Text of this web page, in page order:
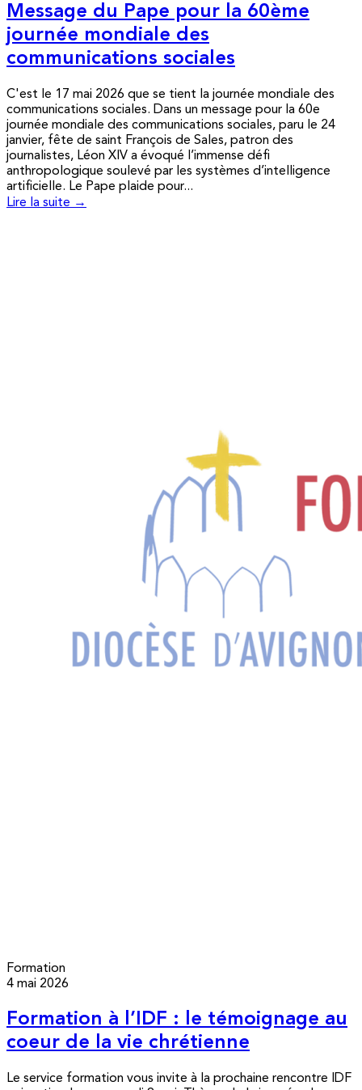
Message du Pape pour la 60ème
journée mondiale des
communications sociales
C'est le 17 mai 2026 que se tient la journée mondiale des
communications sociales. Dans un message pour la 60e
journée mondiale des communications sociales, paru le 24
janvier, fête de saint François de Sales, patron des
journalistes, Léon XIV a évoqué l’immense défi
anthropologique soulevé par les systèmes d’intelligence
artificielle. Le Pape plaide pour...
Lire la suite →
Formation
4 mai 2026
Formation à l’IDF : le témoignage au
coeur de la vie chrétienne
Le service formation vous invite à la prochaine rencontre IDF